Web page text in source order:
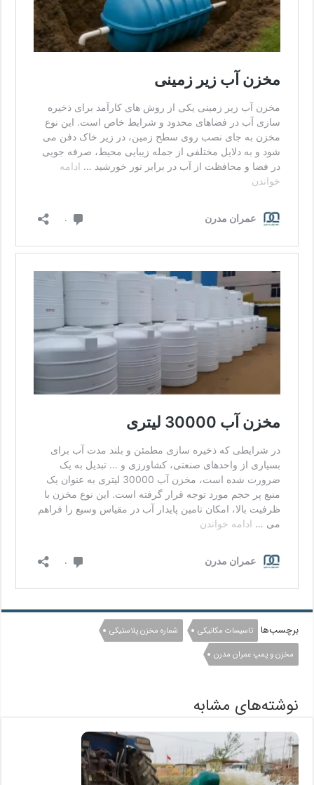
برچسب‌ها تاسیسات مکانیکی
شماره مخزن پلاستیکی
مخزن و پمپ عمران مدرن
نوشته‌های مشابه